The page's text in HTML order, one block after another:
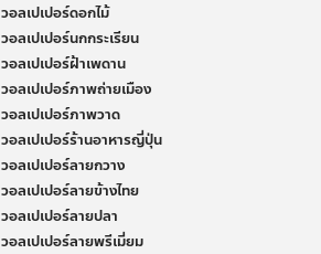
วอลเปเปอร์ดอกไม้
วอลเปเปอร์นกกระเรียน
วอลเปเปอร์ฝ้าเพดาน
วอลเปเปอร์ภาพถ่ายเมือง
วอลเปเปอร์ภาพวาด
วอลเปเปอร์ร้านอาหารญี่ปุ่น
วอลเปเปอร์ลายกวาง
วอลเปเปอร์ลายข้างไทย
วอลเปเปอร์ลายปลา
วอลเปเปอร์ลายพรีเมี่ยม